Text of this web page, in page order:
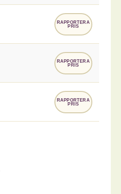
RAPPORTERA
PRIS
RAPPORTERA
PRIS
RAPPORTERA
PRIS